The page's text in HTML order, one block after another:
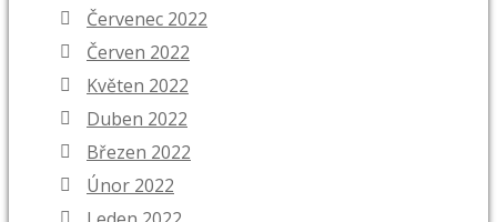
Červenec 2022
Červen 2022
Květen 2022
Duben 2022
Březen 2022
Únor 2022